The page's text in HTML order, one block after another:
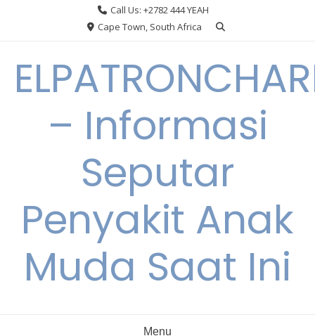
Call Us: +2782 444 YEAH
Cape Town, South Africa
– Informasi
Seputar
Penyakit Anak
Muda Saat Ini
Menu